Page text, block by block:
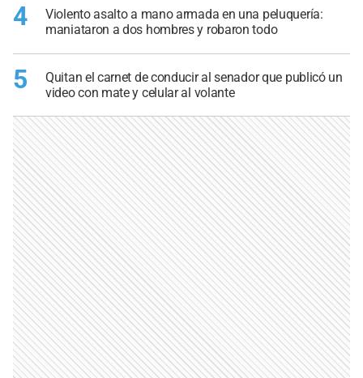
4
Violento asalto a mano armada en una peluquería:
maniataron a dos hombres y robaron todo
5
Quitan el carnet de conducir al senador que publicó un
video con mate y celular al volante